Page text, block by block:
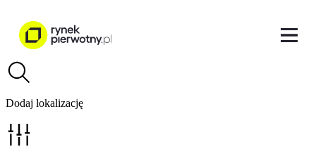
Dodaj lokalizację